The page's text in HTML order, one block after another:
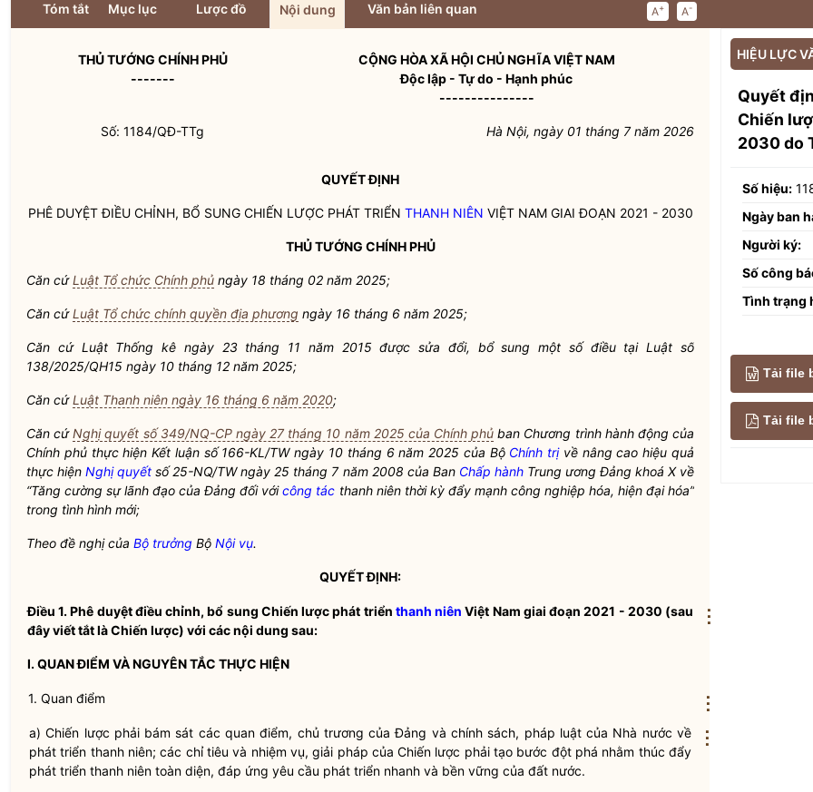
Tóm tắt Mục lục Lược đồ Nội dung Văn bản liên quan A+ A-
THỦ TƯỚNG CHÍNH PHỦ
-------
CỘNG HÒA XÃ HỘI CHỦ NGHĨA VIỆT NAM
Độc lập - Tự do - Hạnh phúc
---------------
Số: 1184/QĐ-TTg Hà Nội, ngày 01 tháng 7năm 2026
QUYẾT ĐỊNH
PHÊ DUYỆT ĐIỀU CHỈNH, BỔ SUNG CHIẾN LƯỢC PHÁT TRIỂN THANH NIÊN VIỆT NAM GIAI ĐOẠN 2021 - 2030
THỦ TƯỚNG CHÍNH PHỦ
Căn cứLuật Tổ chức Chính phủ ngày 18 tháng 02 năm 2025;
Căn cứLuật Tổ chức chính quyền địa phương ngày 16 tháng 6 năm 2025;
Căn cứ Luật Thống kê ngày 23 tháng 11 năm 2015 được sửa đổi, bổ sung một số điều tại Luật số
138/2025/QH15 ngày 10 tháng 12 năm 2025;
Căn cứLuật Thanh niên ngày 16 tháng 6 năm 2020;
Căn cứNghị quyết số 349/NQ-CP ngày 27 tháng 10 năm 2025 của Chính phủ ban Chương trình hành động của
Chính phủ thực hiện Kết luận số166-KL/TW ngày 10 tháng 6 năm 2025 của Bộ Chính trịvề nâng cao hiệu quả
thực hiệnNghị quyết số25-NQ/TW ngày 25 tháng 7 năm 2008 của Ban Chấp hànhTrung ương Đảng khoá X về
“Tăng cường sự lãnh đạo của Đảng đối vớicông tác thanh niênthời kỳ đẩy mạnh công nghiệp hóa, hiện đại hóa”
trong tình hình mới;
Theo đề nghị của Bộ trưởng Bộ Nội vụ.
QUYẾT ĐỊNH:
Điều 1.Phê duyệt điều chỉnh, bổ sung Chiến lược phát triển thanh niên Việt Nam giai đoạn 2021 - 2030 (sau
đây viết tắt là Chiến lược) với các nội dung sau:
I. QUAN ĐIỂM VÀ NGUYÊN TẮC THỰC HIỆN
1. Quan điểm
a) Chiến lược phải bám sát các quan điểm, chủ trương của Đảng và chính sách, pháp luậtcủa Nhà nước về
phát triển thanh niên; các chỉ tiêu và nhiệm vụ, giải pháp của Chiến lược phải tạo bước đột phá nhằm thúc đẩy
phát triển thanh niên toàn diện, đáp ứng yêu cầu phát triển nhanh và bền vững của đất nước.
HIỆU LỰC
Quyết
Chiến
2030 do
Số hiệu:
Ngày ban
Người ký:
Số công
Tình trạng
Tải file
Tải file
⋮
⋮
⋮